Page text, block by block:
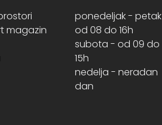
magazin
ponedeljak - petak
od 08 do 16h
subota - od 09 do
15h
nedelja - neradan
dan